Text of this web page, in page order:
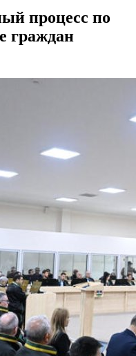
процесс по
граждан